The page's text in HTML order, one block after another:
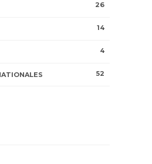
26
14
4
52